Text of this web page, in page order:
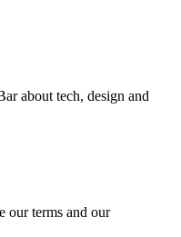
about tech, design and
our terms and our